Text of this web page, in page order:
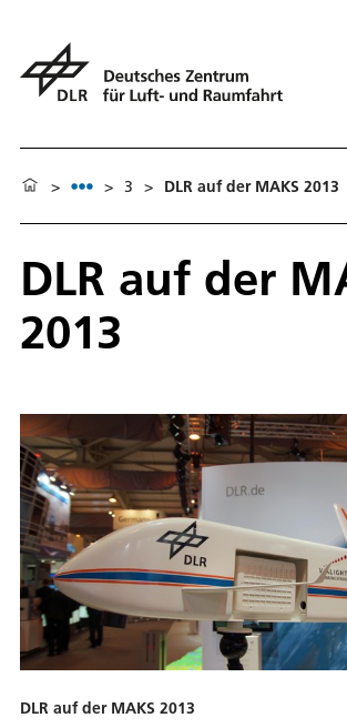
> > 3 > DLR auf der MAKS 2013
DLR auf der
2013
DLR auf der MAKS 2013